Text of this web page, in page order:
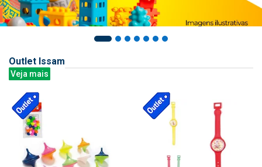
Outlet Issam
Veja mais